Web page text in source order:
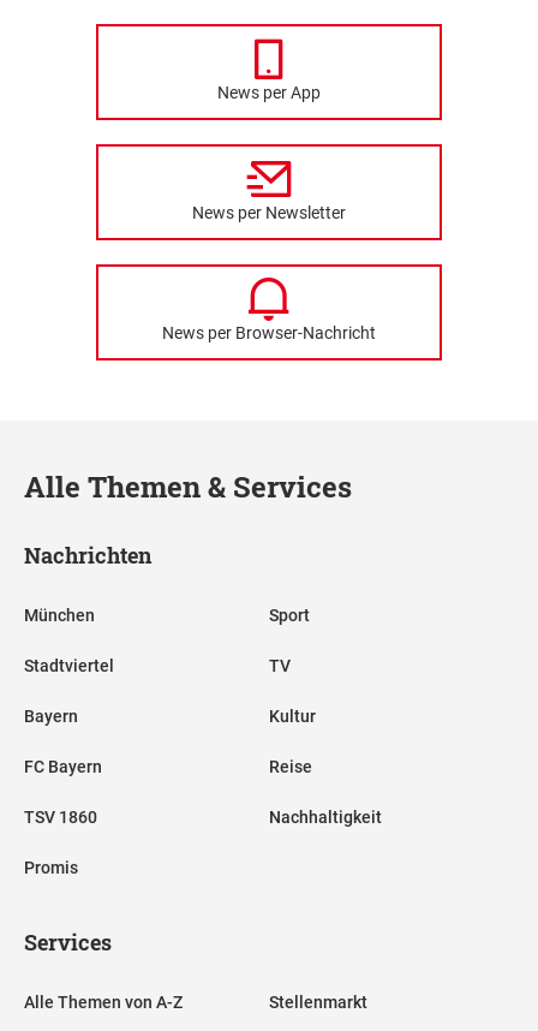
News per App
News per Newsletter
News per Browser-Nachricht
Alle Themen & Services
Nachrichten
München
Stadtviertel
Bayern
FC Bayern
TSV 1860
Promis
Sport
TV
Kultur
Reise
Nachhaltigkeit
Services
Alle Themen von A-Z Stellenmarkt